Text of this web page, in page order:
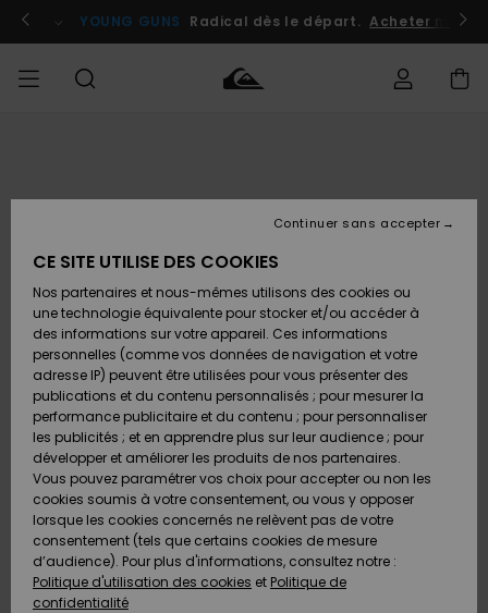
l'information
le
Se connecter / s'inscrire
YOUNG GUNS Radical dès le départ. Acheter
Chaussures
& Tongs
Surf
Snow
Nouveautés
Chaussures
& Tongs
Surf
Snow
Nouveautés
FEMME
A
Découvrir
Snow
SURF
Surf
Shop
Enfant
Highlights
Communauté
SNOW
Snow
Shop
Enfant
Snow
Shop
Femme
A
Découvrir
Communauté
OUTLET
Enfant
Outlet
Femme
AIDE &
CONTACT
Retours
Paiement
Carte
Cadeau
Quiksilver
Freedom
Protection
des
MAGASINS
CE SITE UTILISE DES COOKIES
Nos partenaires et nous-mêmes utilisons des cookies ou
une technologie équivalente pour stocker et/ou accéder à
des informations sur votre appareil. Ces informations
personnelles (comme vos données de navigation et votre
adresse IP) peuvent être utilisées pour vous présenter des
publications et du contenu personnalisés ; pour mesurer la
performance publicitaire et du contenu ; pour personnaliser
les publicités ; et en apprendre plus sur leur audience ; pour
développer et améliorer les produits de nos partenaires.
Vous pouvez paramétrer vos choix pour accepter ou non les
cookies soumis à votre consentement, ou vous y opposer
lorsque les cookies concernés ne relèvent pas de votre
consentement (tels que certains cookies de mesure
d’audience). Pour plus d'informations, consultez notre :
Politique d'utilisation des cookies et Politique de
confidentialité
Continuer sans accepter